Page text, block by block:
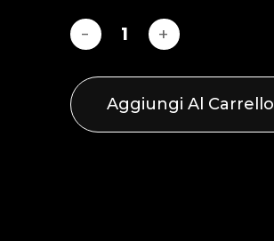
Aggiungi Al Carrello